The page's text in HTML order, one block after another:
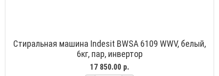
Стиральная машина Indesit BWSA 6109 WWV, белый,
6кг, пар, инвертор
17 850.00 р.